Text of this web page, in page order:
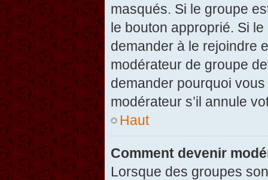
masqués. Si le groupe
le bouton approprié. Si
demander à le rejoindre
modérateur de groupe
demander pourquoi
modérateur s’il annule
Haut
Comment devenir
Lorsque des groupes